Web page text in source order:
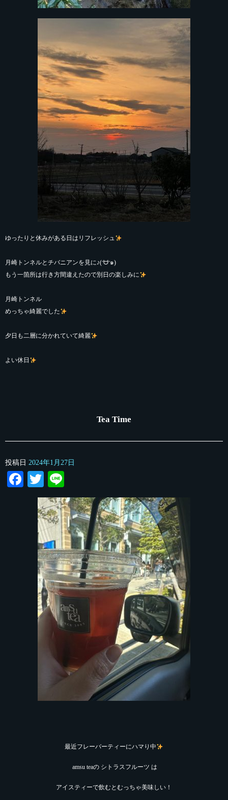
ゆったりと休みがある日はリフレッシュ
月崎トンネルとチバニアンを見に♪(ᵔᗨᵔ๑)
もう一箇所は行き方間違えたので別日の楽しみに
月崎トンネル
めっちゃ綺麗でした
夕日も二層に分かれていて綺麗
よい休日
Tea Time
投稿日 2024年1月27日
Facebook
Twitter
最近フレーバーティーにハマり中
amsu teaの シトラスフルーツ は
アイスティーで飲むとむっちゃ美味しい！